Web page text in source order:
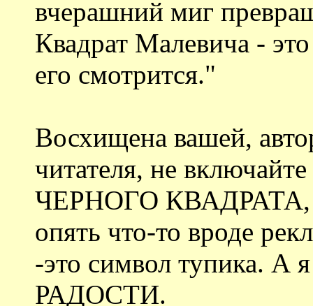
вчерашний миг
Квадрат Малевича -
его смотрится."
Восхищена вашей,
читателя, не
ЧЕРНОГО КВАДРАТА,
опять что-то вроде
-это символ тупика.
РАДОСТИ.